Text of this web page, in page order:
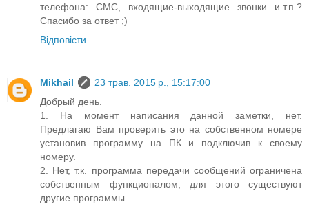
телефона: СМС, входящие-выходящие звонки и.т.п.?
Спасибо за ответ ;)
Відповісти
Mikhail
23 трав. 2015 р., 15:17:00
Добрый день.
1. На момент написания данной заметки, нет.
Предлагаю Вам проверить это на собственном номере
установив программу на ПК и подключив к своему
номеру.
2. Нет, т.к. программа передачи сообщений ограничена
собственным функционалом, для этого существуют
другие программы.